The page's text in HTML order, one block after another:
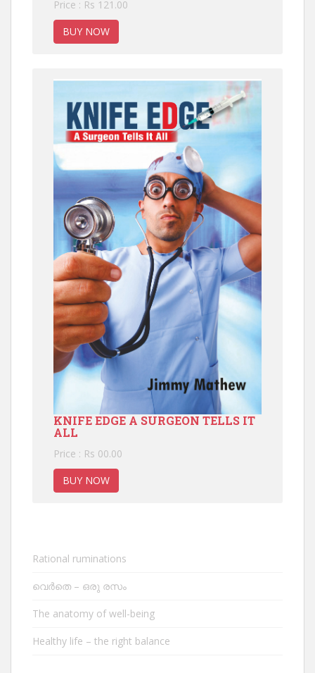
Price : Rs 121.00
BUY NOW
KNIFE EDGE A SURGEON TELLS IT
ALL
Price : Rs 00.00
BUY NOW
Rational ruminations
വെർതെ – ഒരു രസം
The anatomy of well-being
Healthy life – the right balance